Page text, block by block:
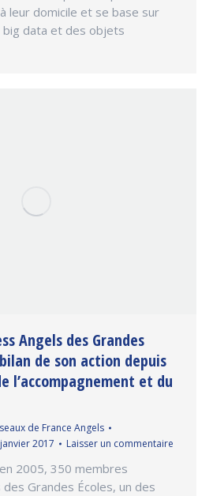
leur domicile et se base sur
big data et des objets
Angels des Grandes
de son action depuis
l’accompagnement et du
de France Angels
2017 Laisser un commentaire
2005, 350 membres
Grandes Écoles, un des